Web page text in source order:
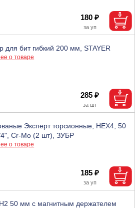
180 ₽
для бит гибкий 200 мм, STAYER
о товаре
285 ₽
Эксперт торсионные, НЕХ4, 50
Cr-Mo (2 шт), ЗУБР
о товаре
185 ₽
50 мм с магнитным держателем